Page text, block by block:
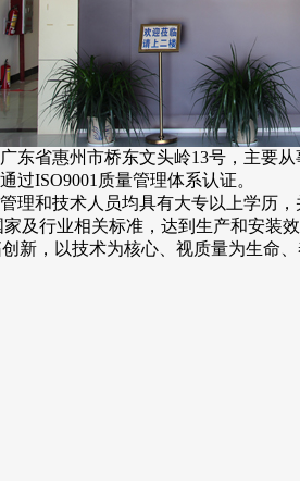
省惠州市桥东文头岭13号，主要
过ISO9001质量管理体系认证。
和技术人员均具有大专以上学历
及行业相关标准，达到生产和安装
，以技术为核心、视质量为生命